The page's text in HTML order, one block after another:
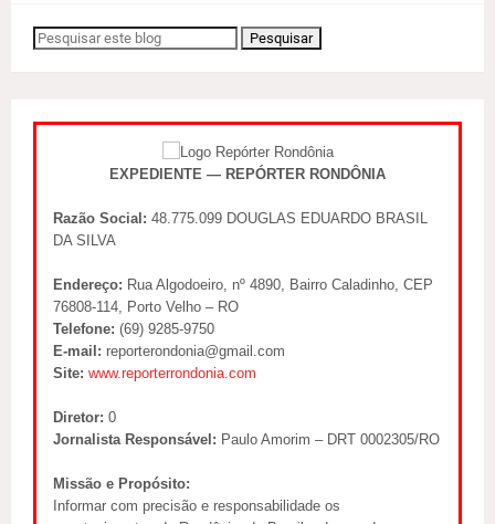
EXPEDIENTE — REPÓRTER RONDÔNIA
Razão Social: 48.775.099 DOUGLAS EDUARDO BRASIL
DA SILVA
Endereço: Rua Algodoeiro, nº 4890, Bairro Caladinho, CEP
76808-114, Porto Velho – RO
Telefone: (69) 9285-9750
E-mail: reporterondonia@gmail.com
Site: www.reporterrondonia.com
Diretor: 0
Jornalista Responsável: Paulo Amorim – DRT 0002305/RO
Missão e Propósito:
Informar com precisão e responsabilidade os